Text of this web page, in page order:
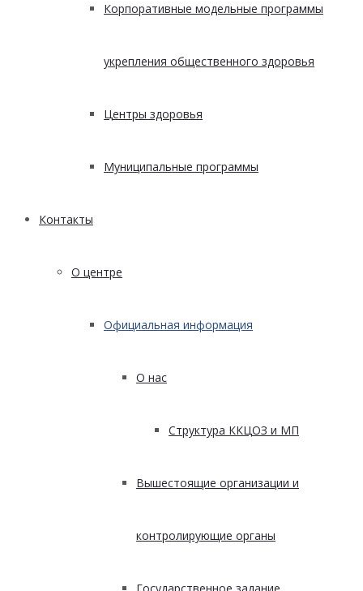
Корпоративные модельные программы
укрепления общественного здоровья
Центры здоровья
Муниципальные программы
Контакты
О центре
Официальная информация
О нас
Структура ККЦОЗ и МП
Вышестоящие организации и
контролирующие органы